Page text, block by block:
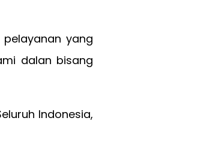
yang
dalan bisang
Indonesia,